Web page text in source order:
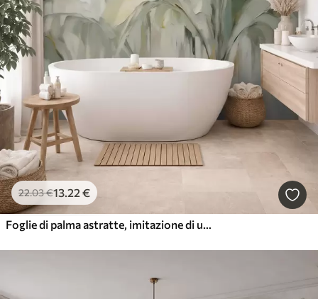
22.03€13.22 €
Foglie di palma astratte, imitazione di un dipinto